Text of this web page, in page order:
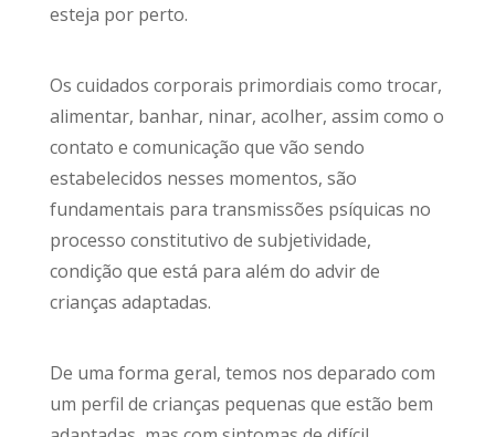
esteja por perto.
Os cuidados corporais primordiais como trocar,
alimentar, banhar, ninar, acolher, assim como o
contato e comunicação que vão sendo
estabelecidos nesses momentos, são
fundamentais para transmissões psíquicas no
processo constitutivo de subjetividade,
condição que está para além do advir de
crianças adaptadas.
De uma forma geral, temos nos deparado com
um perfil de crianças pequenas que estão bem